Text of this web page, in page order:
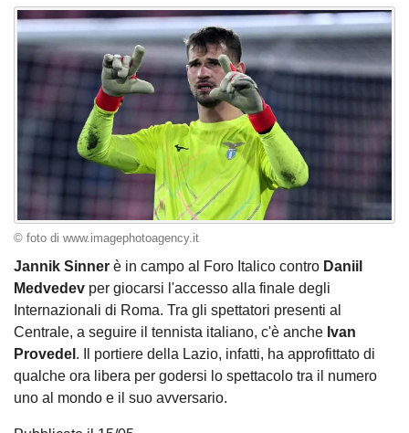
© foto di www.imagephotoagency.it
Jannik Sinner è in campo al Foro Italico contro Daniil
Medvedev per giocarsi l'accesso alla finale degli
Internazionali di Roma. Tra gli spettatori presenti al
Centrale, a seguire il tennista italiano, c'è anche Ivan
Provedel . Il portiere della Lazio, infatti, ha approfittato di
qualche ora libera per godersi lo spettacolo tra il numero
uno al mondo e il suo avversario.